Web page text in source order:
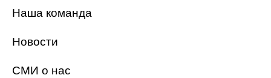
Наша команда
Новости
СМИ о нас